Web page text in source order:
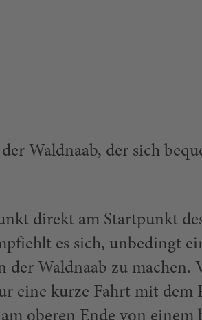
Waldnaab, der sich
direkt am Startpunkt
es sich, unbedingt
der Waldnaab zu machen.
eine kurze Fahrt mit dem